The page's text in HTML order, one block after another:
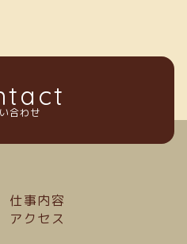
合わせ
仕事内容
アクセス